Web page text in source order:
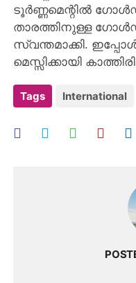
ടൂർണ്ണമെന്റിൽ
താരത്തിനുള്ള
സ്വന്തമാക്കി.
മെസ്സിക്കായി
Tags International